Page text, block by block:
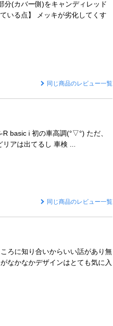
分(カバー側)をキャンディレッド
いる点】 メッキが劣化してくす
同じ商品のレビュー一覧
basic i 初の車高調(°▽°) ただ、
アは出てるし 車検 ...
同じ商品のレビュー一覧
ろに知り合いからいい話があり無
なかなかデザインはとても気に入